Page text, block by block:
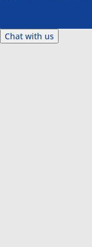
Chat with us